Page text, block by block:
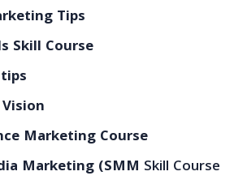
Tips
Skill Course
Marketing Course
Marketing (SMM Skill Course